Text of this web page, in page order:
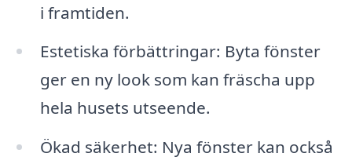
i framtiden.
Estetiska förbättringar: Byta fönster
ger en ny look som kan fräscha upp
hela husets utseende.
Ökad säkerhet: Nya fönster kan också